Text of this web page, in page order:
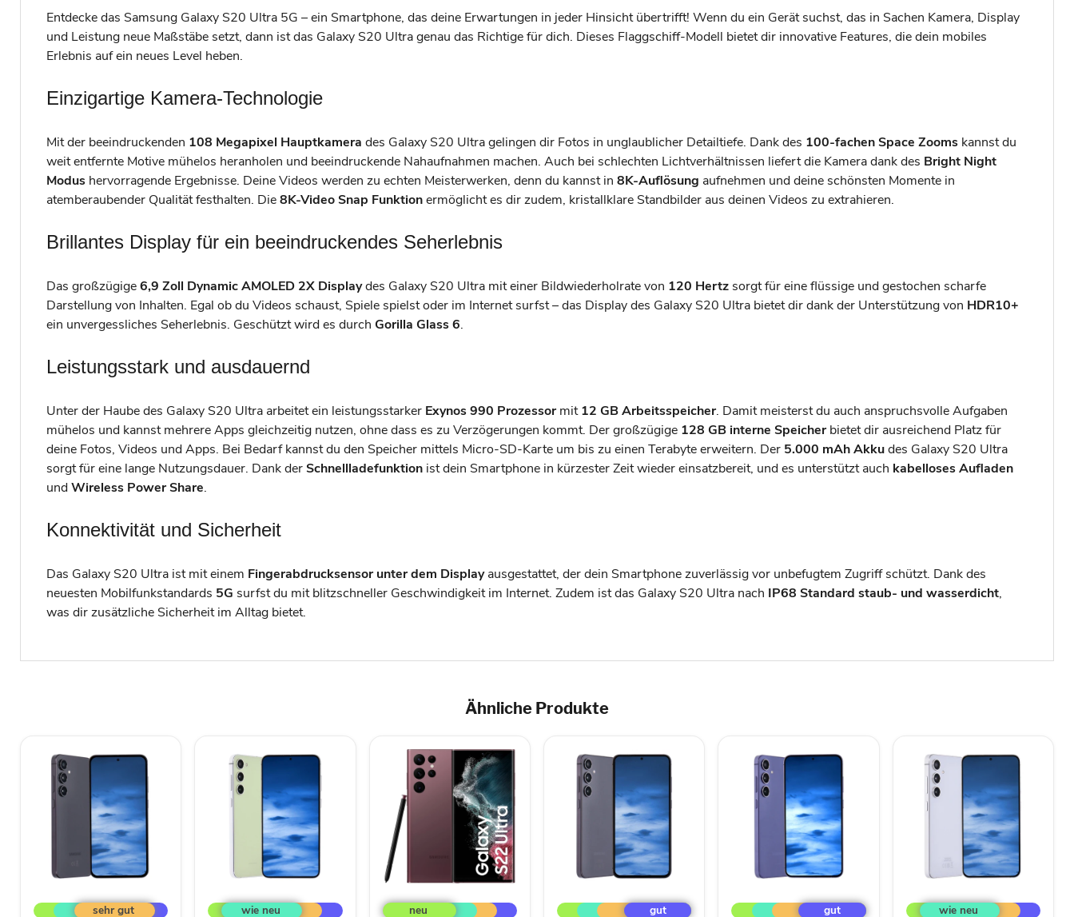
Entdecke das Samsung Galaxy S20 Ultra 5G – ein Smartphone, das deine Erwartungen in jeder Hinsicht übertrifft! Wenn du ein Gerät suchst, das in Sachen Kamera, Display
und Leistung neue Maßstäbe setzt, dann ist das Galaxy S20 Ultra genau das Richtige für dich. Dieses Flaggschiff-Modell bietet dir innovative Features, die dein mobiles
Erlebnis auf ein neues Level heben.
Einzigartige Kamera-Technologie
Mit der beeindruckenden 108 Megapixel Hauptkamera des Galaxy S20 Ultra gelingen dir Fotos in unglaublicher Detailtiefe. Dank des 100-fachen Space Zooms kannst du
weit entfernte Motive mühelos heranholen und beeindruckende Nahaufnahmen machen. Auch bei schlechten Lichtverhältnissen liefert die Kamera dank des Bright Night
Modus hervorragende Ergebnisse. Deine Videos werden zu echten Meisterwerken, denn du kannst in 8K-Auflösung aufnehmen und deine schönsten Momente in
atemberaubender Qualität festhalten. Die8K-Video Snap Funktionermöglicht es dir zudem, kristallklare Standbilder aus deinen Videos zu extrahieren.
Brillantes Display für ein beeindruckendes Seherlebnis
Das großzügige6,9 Zoll Dynamic AMOLED 2X Displaydes Galaxy S20 Ultra mit einer Bildwiederholrate von 120 Hertz sorgt für eine flüssige und gestochen scharfe
Darstellung von Inhalten. Egal ob du Videos schaust, Spiele spielst oder im Internet surfst – das Display des Galaxy S20 Ultra bietet dir dank der Unterstützung von HDR10+
ein unvergessliches Seherlebnis. Geschützt wird es durch Gorilla Glass 6.
Leistungsstark und ausdauernd
Unter der Haube des Galaxy S20 Ultra arbeitet ein leistungsstarker Exynos 990 Prozessormit12 GB Arbeitsspeicher. Damit meisterst du auch anspruchsvolle Aufgaben
mühelos und kannst mehrere Apps gleichzeitig nutzen, ohne dass es zu Verzögerungen kommt. Der großzügige 128 GB interne Speicherbietet dir ausreichend Platz für
deine Fotos, Videos und Apps. Bei Bedarf kannst du den Speicher mittels Micro-SD-Karte um bis zu einen Terabyte erweitern. Der 5.000 mAh Akkudes Galaxy S20 Ultra
sorgt für eine lange Nutzungsdauer. Dank derSchnellladefunktion ist dein Smartphone in kürzester Zeit wieder einsatzbereit, und es unterstützt auch kabelloses Aufladen
undWireless Power Share.
Konnektivität und Sicherheit
Das Galaxy S20 Ultra ist mit einem Fingerabdrucksensor unter dem Displayausgestattet, der dein Smartphone zuverlässig vor unbefugtem Zugriff schützt. Dank des
neuesten Mobilfunkstandards 5G surfst du mit blitzschneller Geschwindigkeit im Internet. Zudem ist das Galaxy S20 Ultra nach IP68 Standard staub- und wasserdicht,
was dir zusätzliche Sicherheit im Alltag bietet.
Ähnliche Produkte
Galaxy
Galaxy
Galaxy
Galaxy
Galaxy
Galaxy